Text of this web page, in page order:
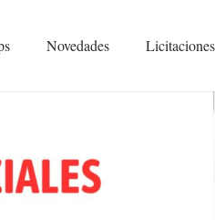
Novedades Licitaciones